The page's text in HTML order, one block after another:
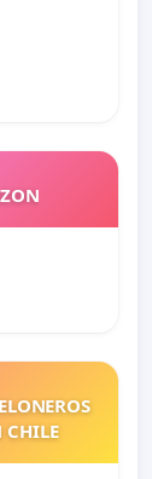
CHILE